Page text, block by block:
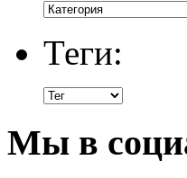
Теги:
Мы в